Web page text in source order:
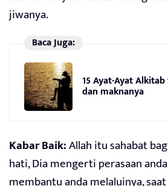
jiwanya.
Baca Juga:
15 Ayat-Ayat
dan maknanya
Kabar Baik:Allah itu sahabat
hati, Dia mengerti perasaan
membantu anda melaluinya,